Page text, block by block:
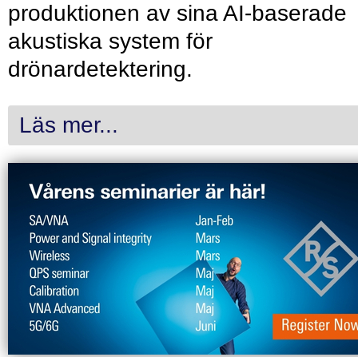
produktionen av sina AI-baserade
akustiska system för
drönardetektering.
Läs mer...